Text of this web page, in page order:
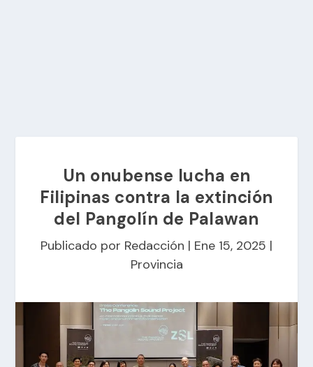
Un onubense lucha en
Filipinas contra la extinción
del Pangolín de Palawan
Publicado por Redacción | Ene 15, 2025 |
Provincia